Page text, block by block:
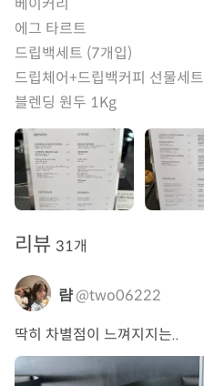
베이커리
에그 타르트
드립백세트 (7개입)
드립체어+드립백커피 선물세트
블렌딩 원두 1Kg
리뷰 31개
럄@two06222
딱히 차별점이 느껴지지는..